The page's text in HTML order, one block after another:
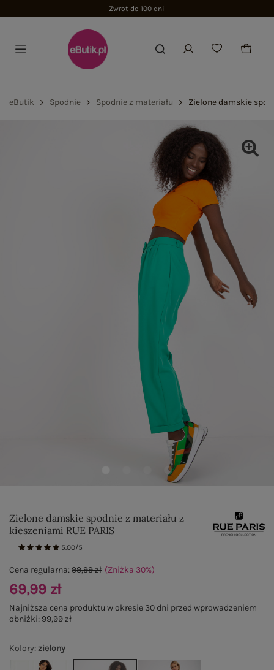
Zwrot do 100 dni
eButik Spodnie Spodnie z materiału Zielone damskie
Zielone damskie spodnie z materiału z
kieszeniami RUE PARIS
5.00/5
Kolory:zielony
Cena regularna:99,99 zł (Zniżka 30%)
69,99 zł
Najniższa cena produktu w okresie 30 dni przed wprowadzeniem
obniżki: 99,99 zł